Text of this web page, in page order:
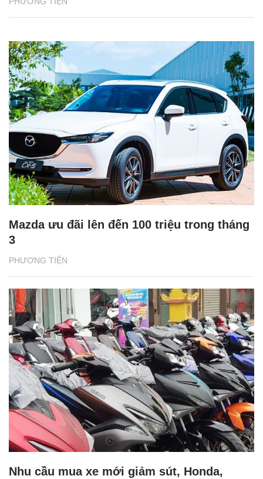
PHƯƠNG TIỆN
Mazda ưu đãi lên đến 100 triệu trong tháng
3
Nhu cầu mua xe mới giảm sút, Honda,